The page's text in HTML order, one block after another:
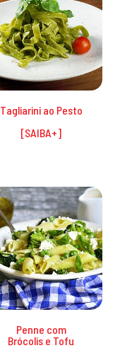
Tagliarini ao Pesto
Penne com
Brócolis e Tofu